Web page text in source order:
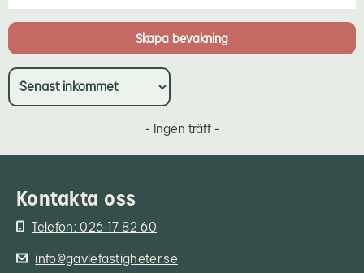
- Ingen träff -
Kontakta oss
Telefon: 026-17 82 60
info@gavlefastigheter.se